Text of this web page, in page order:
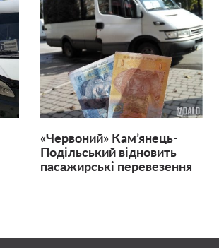
«Червоний» Кам’янець-
Подільський відновить
пасажирські перевезення